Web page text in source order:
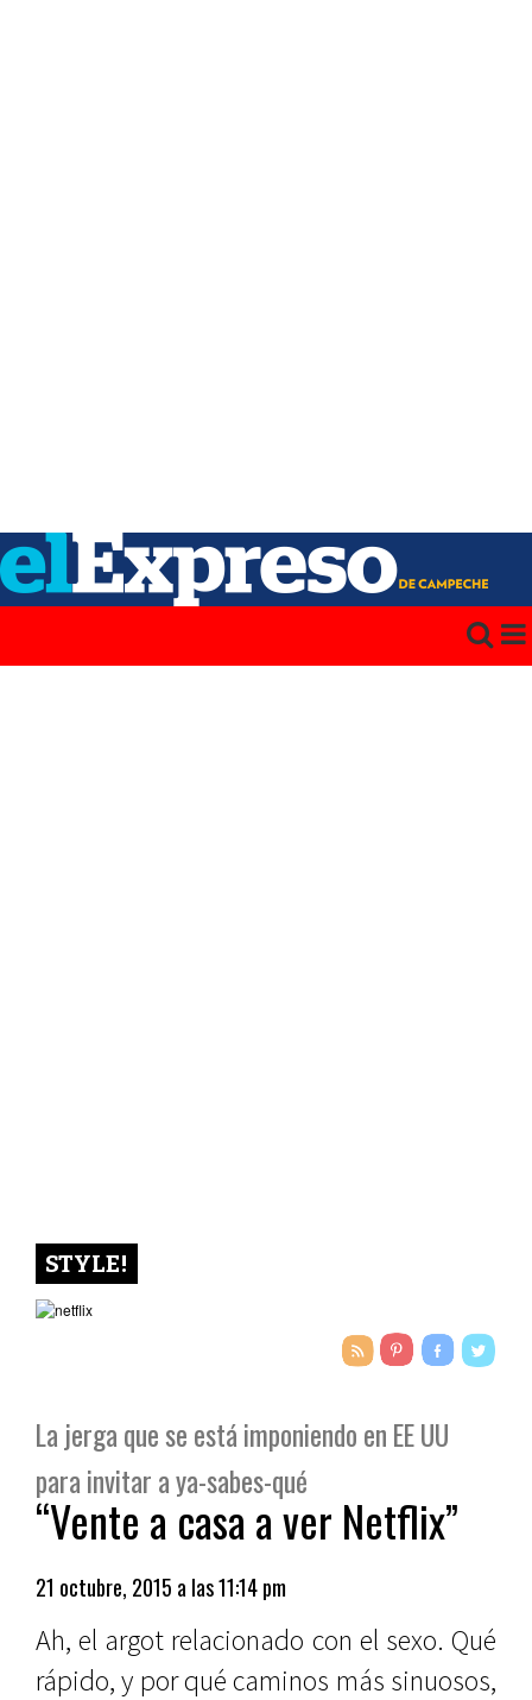
STYLE!
La jerga que se está imponiendo en EE UU
para invitar a ya-sabes-qué
“Vente a casa a ver Netflix”
21 octubre, 2015 a las 11:14 pm
Ah, el argot relacionado con el sexo. Qué
rápido, y por qué caminos más sinuosos,